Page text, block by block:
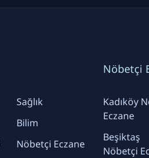
Sağlık
Bilim
Nöbetçi Eczane
Nöbetçi
Kadıköy
Eczane
Beşiktaş
Nöbetçi